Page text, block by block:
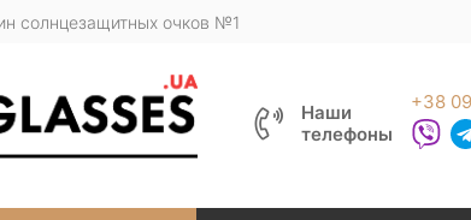
солнцезащитных очков №1
Наши
телефоны
+38